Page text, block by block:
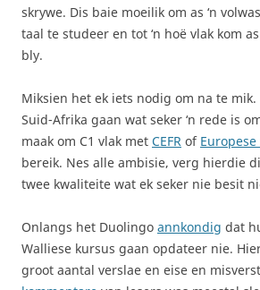
skrywe. Dis baie moeilik om as ‘n
taal te studeer en tot ‘n hoë vlak kom
bly.
Miksien het ek iets nodig om na te mik.
Suid-Afrika gaan wat seker ‘n rede is
maak om C1 vlak met CEFR of
bereik. Nes alle ambisie, verg hierdie
twee kwaliteite wat ek seker nie besit
Onlangs het Duolingo annkondig dat
Walliese kursus gaan opdateer nie.
groot aantal verslae en eise en